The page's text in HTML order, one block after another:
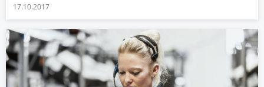
17.10.2017